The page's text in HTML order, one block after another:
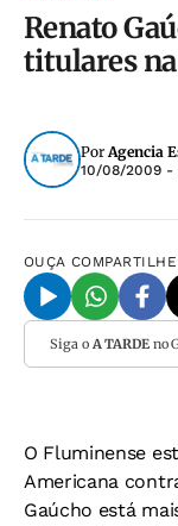
Renato
titulares
PorAgencia
10/08/2009 -
OUÇA COMPARTILHE
Siga o A TARDEno
O Fluminense
Americana
Gaúcho está